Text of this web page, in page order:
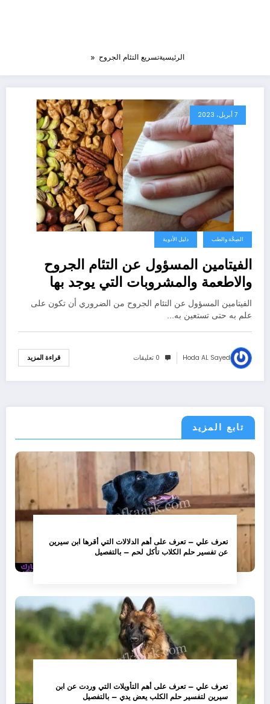
الرئيسيةتسريع التئام الجروح
7 أبريل، 2023
الصِحَّة والطب دليل الأدوية
الفيتامين المسؤول عن التئام الجروح
والاطعمة والمشروبات التي يوجد بها
الفيتامين المسؤول عن التئام الجروح من الضروري أن تكون على
علم به حتى تستعين به…
Hoda AL Sayed 0 تعليقات قراءة المزيد
تابع المزيد
تعرف علي – تعرف على أهم الدلالات التي أقرها ابن سيرين
عن تفسير حلم الكلاب تأكل لحم – بالتفصيل
تعرف علي – تعرف على أهم التأويلات التي وردت عن ابن
سيرين لتفسير حلم الكلب يعض يدي – بالتفصيل